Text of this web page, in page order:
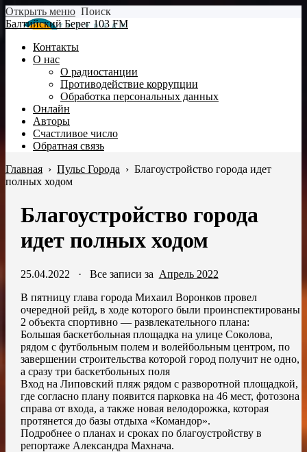
Открыть меню Поиск
Балтийский Берег 103 FM
Контакты
О нас
О радиостанции
Противодействие коррупции
Обработка персональных данных
Онлайн
Авторы
Счастливое число
Обратная связь
Главная › Пульс Города › Благоустройство города идет
полных ходом
Благоустройство города
идет полных ходом
25.04.2022 · Все записи за Апрель 2022
В пятницу глава города Михаил Воронков провел
очередной рейд, в ходе которого были проинспектированы
2 объекта спортивно — развлекательного плана:
Большая баскетбольная площадка на улице Соколова,
рядом с футбольным полем и волейбольным центром, по
завершении строительства которой город получит не одно,
а сразу три баскетбольных поля
Вход на Липовский пляж рядом с разворотной площадкой,
где согласно плану появится парковка на 46 мест, фотозона
справа от входа, а также новая велодорожка, которая
протянется до базы отдыха «Командор».
Подробнее о планах и сроках по благоустройству в
репортаже Александра Махнача.